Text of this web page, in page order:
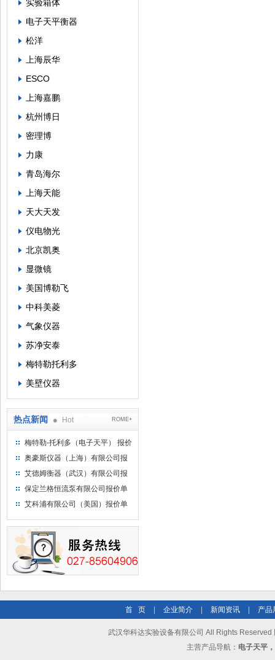
实验箱体
电子天平衡器
松洋
上海辰华
ESCO
上海嘉鹏
杭州博日
密理博
力康
青岛海尔
上海天能
天大天发
仪电物光
北京凯奥
显微镜
美国博勒飞
中科美菱
气象仪器
苏净安泰
梅特勒托利多
美壁仪器
热点新闻 Hot ROME+
梅特勒-托利多（电子天平） 报价
单
奥豪斯仪器（上海）有限公司报
价单
艾德姆衡器（武汉）有限公司报
价单
保定兰格恒流泵有限公司报价单
艾科浦有限公司（美国）报价单
首 页 企业简介 新闻资讯 产品
武汉华科达实验设备有限公司 All Rights Reserved
主营产品导航： 电子天平